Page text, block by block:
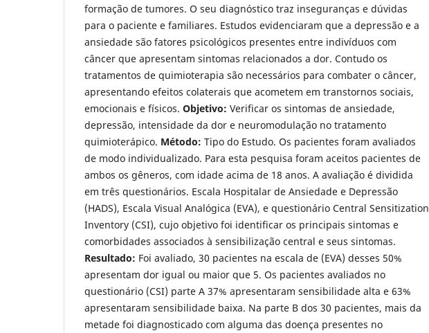
formação de tumores. O seu diagnóstico traz inseguranças e dúvidas
para o paciente e familiares. Estudos evidenciaram que a depressão e a
ansiedade são fatores psicológicos presentes entre indivíduos com
câncer que apresentam sintomas relacionados a dor. Contudo os
tratamentos de quimioterapia são necessários para combater o câncer,
apresentando efeitos colaterais que acometem em transtornos sociais,
emocionais e físicos. Objetivo: Verificar os sintomas de ansiedade,
depressão, intensidade da dor e neuromodulação no tratamento
quimioterápico. Método: Tipo do Estudo. Os pacientes foram avaliados
de modo individualizado. Para esta pesquisa foram aceitos pacientes de
ambos os gêneros, com idade acima de 18 anos. A avaliação é dividida
em três questionários. Escala Hospitalar de Ansiedade e Depressão
(HADS), Escala Visual Analógica (EVA), e questionário Central Sensitization
Inventory (CSI), cujo objetivo foi identificar os principais sintomas e
comorbidades associados à sensibilização central e seus sintomas.
Resultado: Foi avaliado, 30 pacientes na escala de (EVA) desses 50%
apresentam dor igual ou maior que 5. Os pacientes avaliados no
questionário (CSI) parte A 37% apresentaram sensibilidade alta e 63%
apresentaram sensibilidade baixa. Na parte B dos 30 pacientes, mais da
metade foi diagnosticado com alguma das doença presentes no